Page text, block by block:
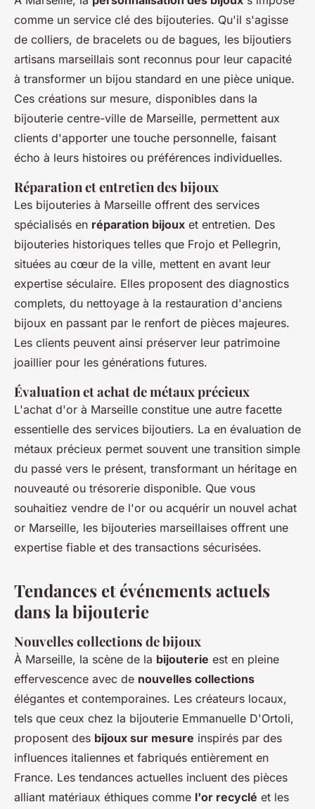
comme un service clé des bijouteries. Qu'il s'agisse
de colliers, de bracelets ou de bagues, les bijoutiers
artisans marseillais sont reconnus pour leur capacité
à transformer un bijou standard en une pièce unique.
Ces créations sur mesure, disponibles dans la
bijouterie centre-ville de Marseille, permettent aux
clients d'apporter une touche personnelle, faisant
écho à leurs histoires ou préférences individuelles.
Réparation et entretien des bijoux
Les bijouteries à Marseille offrent des services
spécialisés en réparation bijoux et entretien. Des
bijouteries historiques telles que Frojo et Pellegrin,
situées au cœur de la ville, mettent en avant leur
expertise séculaire. Elles proposent des diagnostics
complets, du nettoyage à la restauration d'anciens
bijoux en passant par le renfort de pièces majeures.
Les clients peuvent ainsi préserver leur patrimoine
joaillier pour les générations futures.
Évaluation et achat de métaux précieux
L'achat d'or à Marseille constitue une autre facette
essentielle des services bijoutiers. La en évaluation de
métaux précieux permet souvent une transition simple
du passé vers le présent, transformant un héritage en
nouveauté ou trésorerie disponible. Que vous
souhaitiez vendre de l'or ou acquérir un nouvel achat
or Marseille, les bijouteries marseillaises offrent une
expertise fiable et des transactions sécurisées.
Tendances et événements actuels
dans la bijouterie
Nouvelles collections de bijoux
À Marseille, la scène de la bijouterie est en pleine
effervescence avec de nouvelles collections
élégantes et contemporaines. Les créateurs locaux,
tels que ceux chez la bijouterie Emmanuelle D'Ortoli,
proposent des bijoux sur mesure inspirés par des
influences italiennes et fabriqués entièrement en
France. Les tendances actuelles incluent des pièces
alliant matériaux éthiques comme l'or recyclé et les